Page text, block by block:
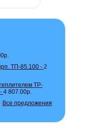
ТП-85.100 - 2
TP-
4 807.00р.
Все предложения